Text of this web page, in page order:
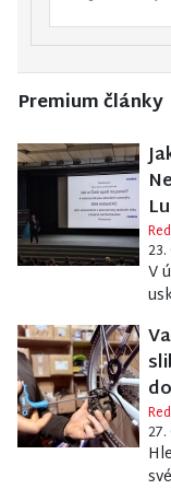
Premium články
23.
V
27.